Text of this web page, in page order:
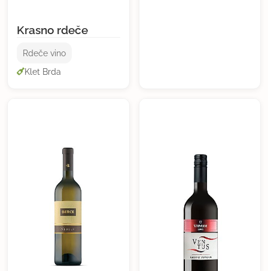
Krasno rdeče
Rdeče vino
Klet Brda